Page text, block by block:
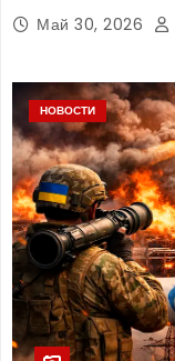
Май 30, 2026
НОВОСТИ